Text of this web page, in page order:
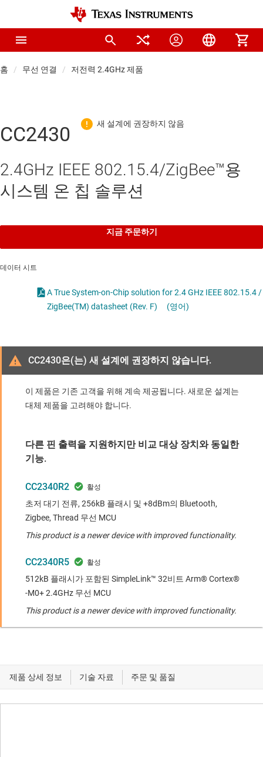
홈 무선 연결 저전력 2.4GHz 제품
CC2430
2.4GHz IEEE 802.15.4/ZigBee™용
시스템 온 칩 솔루션
지금 주문하기
데이터 시트
A True System-on-Chip solution for 2.4 GHz IEEE 802.15.4 /
ZigBee(TM) datasheet (Rev. F)
(영어)
CC2430은(는) 새 설계에 권장하지 않습니다.
이 제품은 기존 고객을 위해 계속 제공됩니다. 새로운 설계는
대체 제품을 고려해야 합니다.
다른 핀 출력을 지원하지만 비교 대상 장치와 동일한
기능.
CC2340R2
초저 대기 전류, 256kB 플래시 및 +8dBm의 Bluetooth,
Zigbee, Thread 무선 MCU
This product is a newer device with improved functionality.
CC2340R5
512kB 플래시가 포함된 SimpleLink™ 32비트 Arm® Cortex®
-M0+ 2.4GHz 무선 MCU
This product is a newer device with improved functionality.